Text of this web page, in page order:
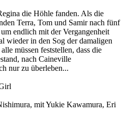
die Höhle fanden. Als die
Terra, Tom und Samir nach fünf
endlich mit der Vergangenheit
wieder in den Sog der damaligen
müssen feststellen, dass die
nach Caineville
nur zu überleben...
mit Yukie Kawamura, Eri